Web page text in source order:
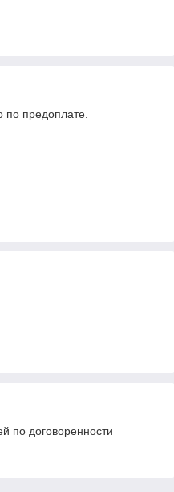
по предоплате.
по договоренности